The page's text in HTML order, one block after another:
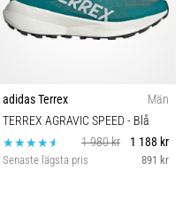
adidas Terrex
Män
TERREX AGRAVIC SPEED - Blå
1 980 kr
1 188 kr
Senaste lägsta pris 891 kr